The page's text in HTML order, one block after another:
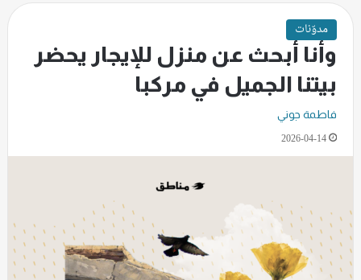
مدوّنات
وأنا أبحث عن منزل للإيجار يحضر
بيتنا الجميل في مركبا
فاطمة جوني
2026-04-14